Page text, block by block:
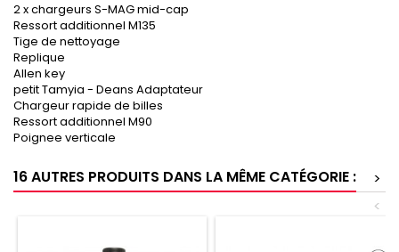
2 x chargeurs S-MAG mid-cap
Ressort additionnel M135
Tige de nettoyage
Replique
Allen key
petit Tamyia - Deans Adaptateur
Chargeur rapide de billes
Ressort additionnel M90
Poignee verticale
16 AUTRES PRODUITS DANS LA MÊME CATÉGORIE :
>
<